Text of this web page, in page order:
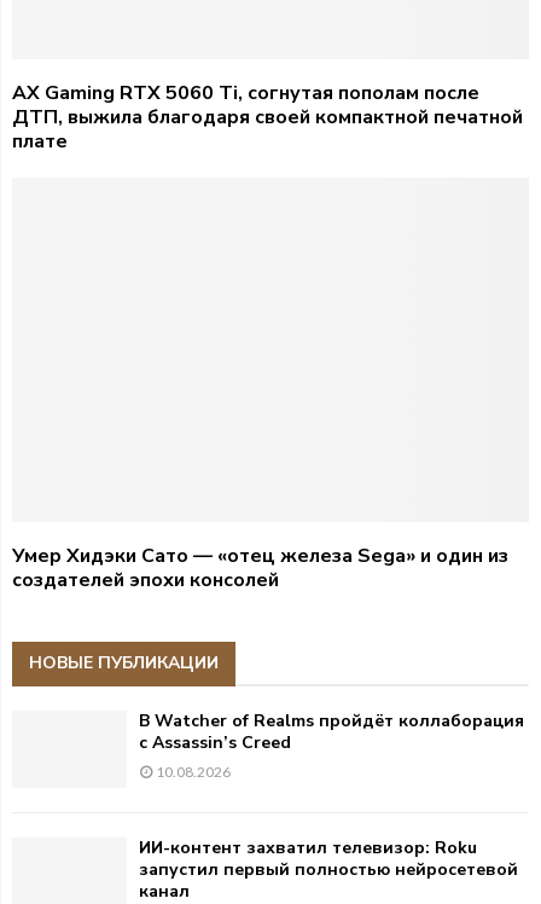
AX Gaming RTX 5060 Ti, согнутая пополам после
ДТП, выжила благодаря своей компактной печатной
плате
Умер Хидэки Сато — «отец железа Sega» и один из
создателей эпохи консолей
НОВЫЕ ПУБЛИКАЦИИ
В Watcher of Realms пройдёт коллаборация
с Assassin’s Creed
10.08.2026
ИИ-контент захватил телевизор: Roku
запустил первый полностью нейросетевой
канал